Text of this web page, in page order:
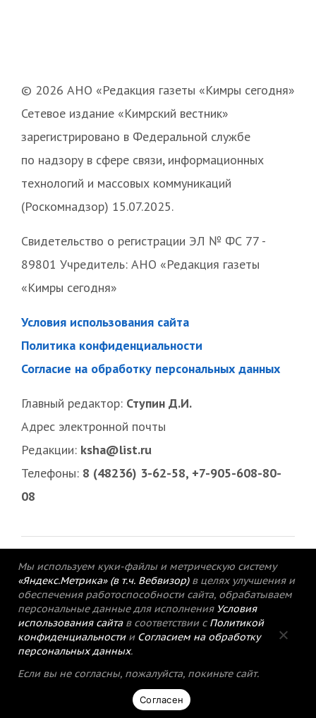
© 2026 АНО «Редакция газеты «Кимры сегодня»
Сетевое издание «Кимрский вестник»
зарегистрировано в Федеральной службе
по надзору в сфере связи, информационных
технологий и массовых коммуникаций
(Роскомнадзор) 15.07.2025.
Свидетельство о регистрации ЭЛ № ФС 77 -
89801 Учредитель: АНО «Редакция газеты
«Кимры сегодня»
Условия использования сайта
Политика конфиденциальности
Согласие на обработку персональных данных
Главный редактор: Ступин Д.И.
Адрес электронной почты
Редакции: ksha@list.ru
Телефоны: 8 (48236) 3-62-58, +7-905-608-80-
08
© 2015-2021 Редакция газеты «Кимрский
вестник».
Политика конфиденциальности
Мы используем куки-файлы и метрическую систему
«Яндекс.Метрика» (в т.ч. Вебвизор) в целях улучшения и
обеспечения работоспособности сайта, обрабатываем
персональные данные для исполнения Условия
использования сайтав соответствии с Политикой
конфиденциальностии Согласием на обработку
персональных данных.
Если вы не согласны, пожалуйста, покиньте сайт.
Согласен